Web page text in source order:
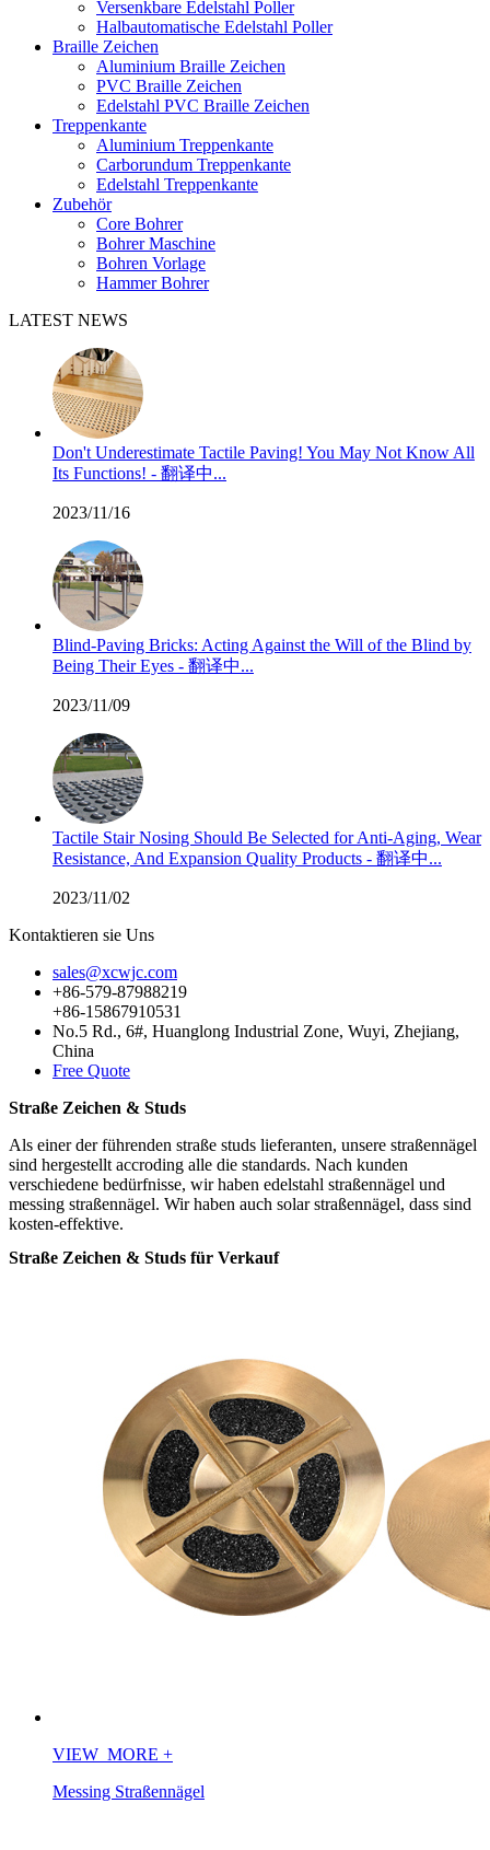
Versenkbare Edelstahl Poller
Halbautomatische Edelstahl Poller
Braille Zeichen
Aluminium Braille Zeichen
PVC Braille Zeichen
Edelstahl PVC Braille Zeichen
Treppenkante
Aluminium Treppenkante
Carborundum Treppenkante
Edelstahl Treppenkante
Zubehör
Core Bohrer
Bohrer Maschine
Bohren Vorlage
Hammer Bohrer
LATEST NEWS
Don't Underestimate Tactile Paving! You May Not Know All
Its Functions! - 翻译中...
2023/11/16
Blind-Paving Bricks: Acting Against the Will of the Blind by
Being Their Eyes - 翻译中...
2023/11/09
Tactile Stair Nosing Should Be Selected for Anti-Aging, Wear
Resistance, And Expansion Quality Products - 翻译中...
2023/11/02
Kontaktieren sie Uns
sales@xcwjc.com
+86-579-87988219
+86-15867910531
No.5 Rd., 6#, Huanglong Industrial Zone, Wuyi, Zhejiang,
China
Free Quote
Straße Zeichen & Studs
Als einer der führenden straße studs lieferanten, unsere straßennägel
sind hergestellt accroding alle die standards. Nach kunden
verschiedene bedürfnisse, wir haben edelstahl straßennägel und
messing straßennägel. Wir haben auch solar straßennägel, dass sind
kosten-effektive.
Straße Zeichen & Studs für Verkauf
VIEW_MORE +
Messing Straßennägel